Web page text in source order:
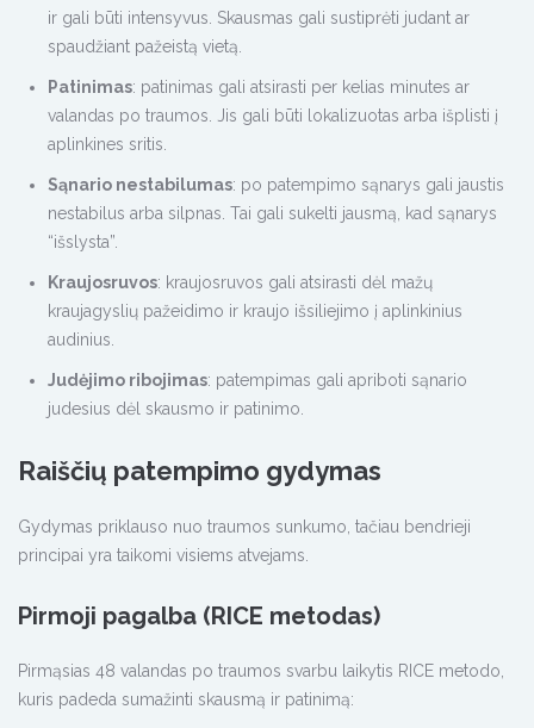
ir gali būti intensyvus. Skausmas gali sustiprėti judant ar
spaudžiant pažeistą vietą.
Patinimas: patinimas gali atsirasti per kelias minutes ar
valandas po traumos. Jis gali būti lokalizuotas arba išplisti į
aplinkines sritis.
Sąnario nestabilumas: po patempimo sąnarys gali jaustis
nestabilus arba silpnas. Tai gali sukelti jausmą, kad sąnarys
“išslysta”.
Kraujosruvos: kraujosruvos gali atsirasti dėl mažų
kraujagyslių pažeidimo ir kraujo išsiliejimo į aplinkinius
audinius.
Judėjimo ribojimas: patempimas gali apriboti sąnario
judesius dėl skausmo ir patinimo.
Raiščių patempimo gydymas
Gydymas priklauso nuo traumos sunkumo, tačiau bendrieji
principai yra taikomi visiems atvejams.
Pirmoji pagalba (RICE metodas)
Pirmąsias 48 valandas po traumos svarbu laikytis RICE metodo,
kuris padeda sumažinti skausmą ir patinimą: